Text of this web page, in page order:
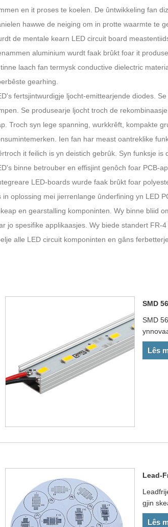
en it proses te koelen. De ûntwikkeling fan
hawwe de neiging om in protte waarmte te
de mentale kearn LED circuit board
aluminium wurdt faak brûkt foar it
laach fan termysk conductive dielectric
gearhing.
fertsjintwurdigje ljocht-emittearjende diodes.
Se produsearje ljocht troch de
Troch syn lege spanning, wurkkrêft, kompakte
Ien fan har meast oantreklike
it feilich is yn deistich gebrûk. Syn funksje
binne betrouber en effisjint genôch foar PCB-
LED-boards wurde faak brûkt foar
in oplossing mei jierrenlange ûnderfining yn LED
en gearstalling komponinten. Wy binne bliid
jo spesifike applikaasjes. Wy biede standert FR-
alle LED circuit komponinten en gâns
SMD
SMD
Lês
Lead-
gjin
Lês